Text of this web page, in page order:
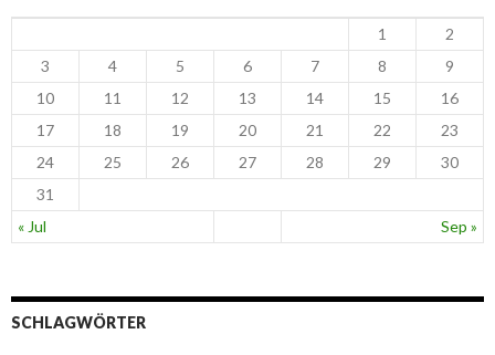
« Jul Sep »
1
2
3
4 5 6 7 8
9
10
11 12 13 14 15
16
17
18 19 20 21 22
23
24
25 26 27 28 29
30
31
SCHLAGWÖRTER